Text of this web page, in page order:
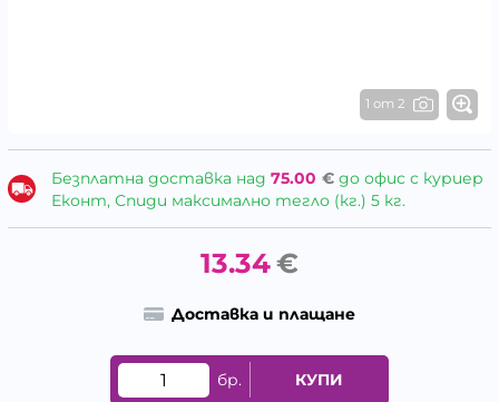
1 от 2
Безплатна доставка над 75.00 €до офис с куриер
Еконт, Спиди максимално тегло (кг.) 5 кг.
13.34€
Доставка и плащане
бр. КУПИ